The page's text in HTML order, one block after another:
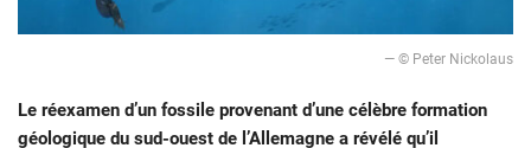
— © Peter Nickolaus
Le réexamen d’un fossile provenant d’une célèbre formation
géologique du sud-ouest de l’Allemagne a révélé qu’il